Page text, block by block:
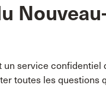
un service confidentiel
toutes les questions